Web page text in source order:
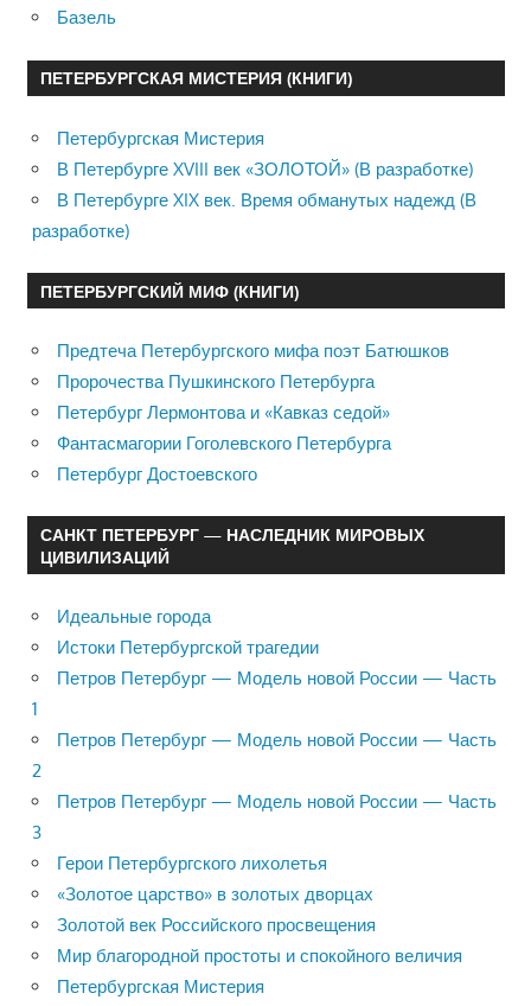
Базель
ПЕТЕРБУРГСКАЯ МИСТЕРИЯ (КНИГИ)
Петербургская Мистерия
В Петербурге XVIII век «ЗОЛОТОЙ» (В разработке)
В Петербурге XIX век. Время обманутых надежд (В
разработке)
ПЕТЕРБУРГСКИЙ МИФ (КНИГИ)
Предтеча Петербургского мифа поэт Батюшков
Пророчества Пушкинского Петербурга
Петербург Лермонтова и «Кавказ седой»
Фантасмагории Гоголевского Петербурга
Петербург Достоевского
САНКТ ПЕТЕРБУРГ — НАСЛЕДНИК МИРОВЫХ
ЦИВИЛИЗАЦИЙ
Идеальные города
Истоки Петербургской трагедии
Петров Петербург — Модель новой России — Часть
1
Петров Петербург — Модель новой России — Часть
2
Петров Петербург — Модель новой России — Часть
3
Герои Петербургского лихолетья
«Золотое царство» в золотых дворцах
Золотой век Российского просвещения
Мир благородной простоты и спокойного величия
Петербургская Мистерия